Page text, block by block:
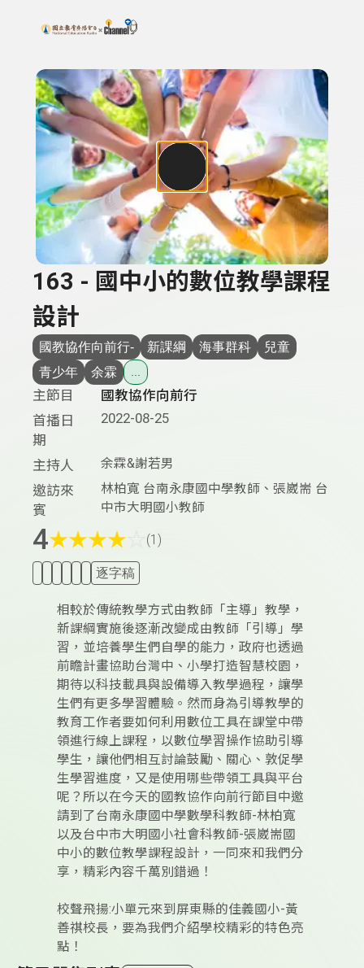
上方功能區塊
搜尋關鍵字：可輸入節目名稱、主持人或關鍵字
163 - 國中小的數位教學課程
設計
國教協作向前行- 新課綱 海事群科
兒童
青少年
余霖 ...
主節目
國教協作向前行
首播日
期
2022-08-25
主持人 余霖&謝若男
邀訪來
賓
林柏寬 台南永康國中學教師、張崴耑 台
中市大明國小教師
4★★★★ (1)
逐字稿
相較於傳統教學方式由教師「主導」教學，
新課綱實施後逐漸改變成由教師「引導」學
習，並培養學生們自學的能力，政府也透過
前瞻計畫協助台灣中、小學打造智慧校園，
期待以科技載具與設備導入教學過程，讓學
生們有更多學習體驗。然而身為引導教學的
教育工作者要如何利用數位工具在課堂中帶
領進行線上課程，以數位學習操作協助引導
學生，讓他們相互討論鼓勵、關心、敦促學
生學習進度，又是使用哪些帶領工具與平台
呢？所以在今天的國教協作向前行節目中邀
請到了台南永康國中學數學科教師-林柏寬
以及台中市大明國小社會科教師-張崴耑國
中小的數位教學課程設計，一同來和我們分
享，精彩內容千萬別錯過！
校聲飛揚:小單元來到屏東縣的佳義國小-黃
善祺校長，要為我們介紹學校精彩的特色亮
點！